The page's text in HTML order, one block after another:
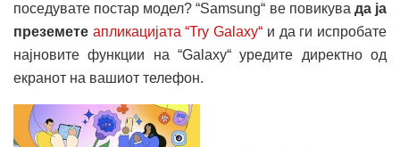
поседувате постар модел? “Samsung“ ве повикува да ја
преземете апликацијата “Try Galaxy“ и да ги испробате
најновите функции на “Galaxy“ уредите директно од
екранот на вашиот телефон.